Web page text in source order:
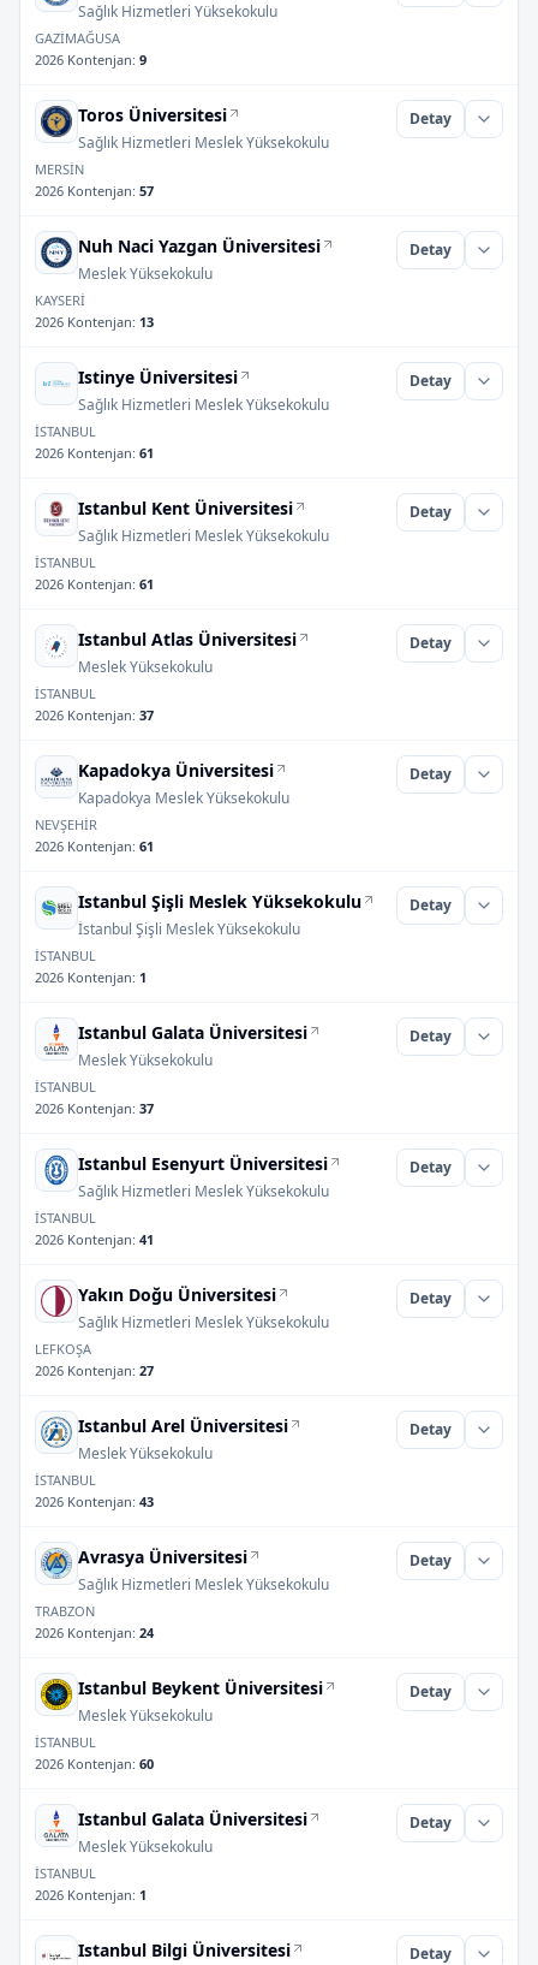
Sağlık Hizmetleri Yüksekokulu
GAZİMAĞUSA
2026 Kontenjan: 9
Toros Üniversitesi
Sağlık Hizmetleri Meslek Yüksekokulu
Detay
MERSİN
2026 Kontenjan: 57
Nuh Naci Yazgan Üniversitesi
Meslek Yüksekokulu
Detay
KAYSERİ
2026 Kontenjan: 13
Istinye Üniversitesi
Sağlık Hizmetleri Meslek Yüksekokulu
Detay
İSTANBUL
2026 Kontenjan: 61
Istanbul Kent Üniversitesi
Sağlık Hizmetleri Meslek Yüksekokulu
Detay
İSTANBUL
2026 Kontenjan: 61
Istanbul Atlas Üniversitesi
Meslek Yüksekokulu
Detay
İSTANBUL
2026 Kontenjan: 37
Kapadokya Üniversitesi
Kapadokya Meslek Yüksekokulu
Detay
NEVŞEHİR
2026 Kontenjan: 61
Istanbul Şişli Meslek Yüksekokulu
İstanbul Şişli Meslek Yüksekokulu
Detay
İSTANBUL
2026 Kontenjan: 1
Istanbul Galata Üniversitesi
Meslek Yüksekokulu
Detay
İSTANBUL
2026 Kontenjan: 37
Istanbul Esenyurt Üniversitesi
Sağlık Hizmetleri Meslek Yüksekokulu
Detay
İSTANBUL
2026 Kontenjan: 41
Yakın Doğu Üniversitesi
Sağlık Hizmetleri Meslek Yüksekokulu
Detay
LEFKOŞA
2026 Kontenjan: 27
Istanbul Arel Üniversitesi
Meslek Yüksekokulu
Detay
İSTANBUL
2026 Kontenjan: 43
Avrasya Üniversitesi
Sağlık Hizmetleri Meslek Yüksekokulu
Detay
TRABZON
2026 Kontenjan: 24
Istanbul Beykent Üniversitesi
Meslek Yüksekokulu
Detay
İSTANBUL
2026 Kontenjan: 60
Istanbul Galata Üniversitesi
Meslek Yüksekokulu
Detay
İSTANBUL
2026 Kontenjan: 1
Istanbul Bilgi Üniversitesi Detay